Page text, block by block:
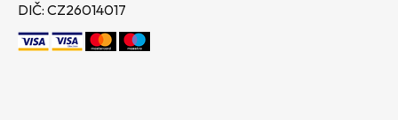
DIČ: CZ26014017